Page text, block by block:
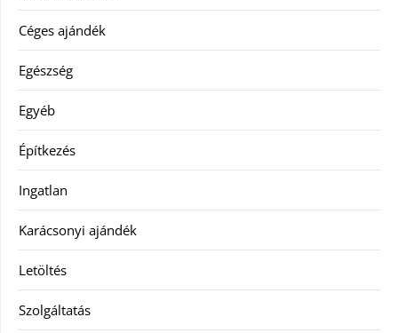
Céges ajándék
Egészség
Egyéb
Építkezés
Ingatlan
Karácsonyi ajándék
Letöltés
Szolgáltatás